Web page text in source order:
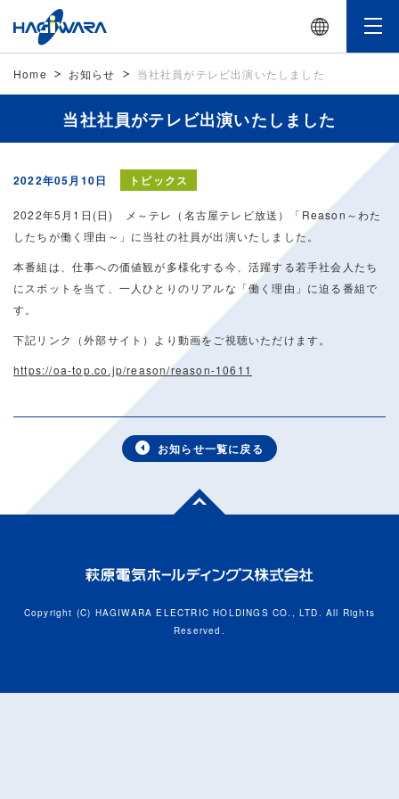
Home お知らせ 当社社員がテレビ出演いたしました
当社社員がテレビ出演いたしました
2022年05月10日 トピックス
2022年5月1日(日) メ～テレ（名古屋テレビ放送）「Reason～わた
したちが働く理由～」に当社の社員が出演いたしました。
本番組は、仕事への価値観が多様化する今、活躍する若手社会人たち
にスポットを当て、一人ひとりのリアルな「働く理由」に迫る番組で
す。
下記リンク（外部サイト）より動画をご視聴いただけます。
https://oa-top.co.jp/reason/reason-10611
お知らせ一覧に戻る
Copyright (C) HAGIWARA ELECTRIC HOLDINGS CO., LTD. All Rights
Reserved.